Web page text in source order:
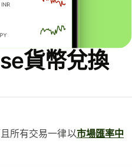
貨幣兌換
所有交易一律以市場匯率中